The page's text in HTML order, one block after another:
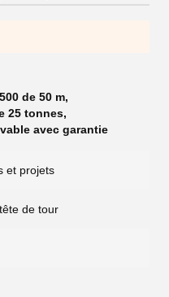
de 50 m,
25 tonnes,
avec garantie
et projets
de tour